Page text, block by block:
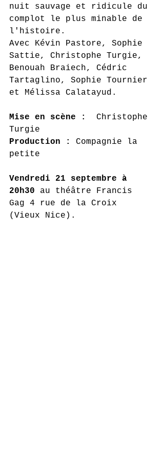
nuit sauvage et ridicule du
complot le plus minable de
l'histoire.
Avec Kévin Pastore, Sophie
Sattie, Christophe Turgie,
Benouah Braiech, Cédric
Tartaglino, Sophie Tournier
et Mélissa Calatayud.
Mise en scène :
Christophe
Turgie
Production :
Compagnie la
petite
Vendredi 21 septembre à
20h30 au théâtre Francis
Gag 4 rue de la Croix
(Vieux Nice).